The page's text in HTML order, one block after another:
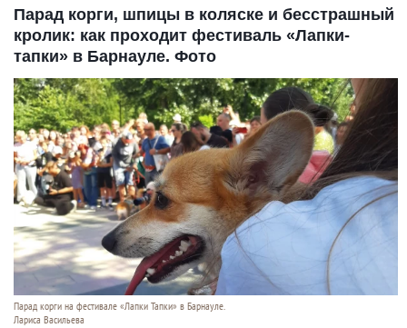
Парад корги, шпицы в коляске и бесстрашный
кролик: как проходит фестиваль «Лапки-
тапки» в Барнауле. Фото
Парад корги на фестивале «Лапки Тапки» в Барнауле.
Лариса Васильева